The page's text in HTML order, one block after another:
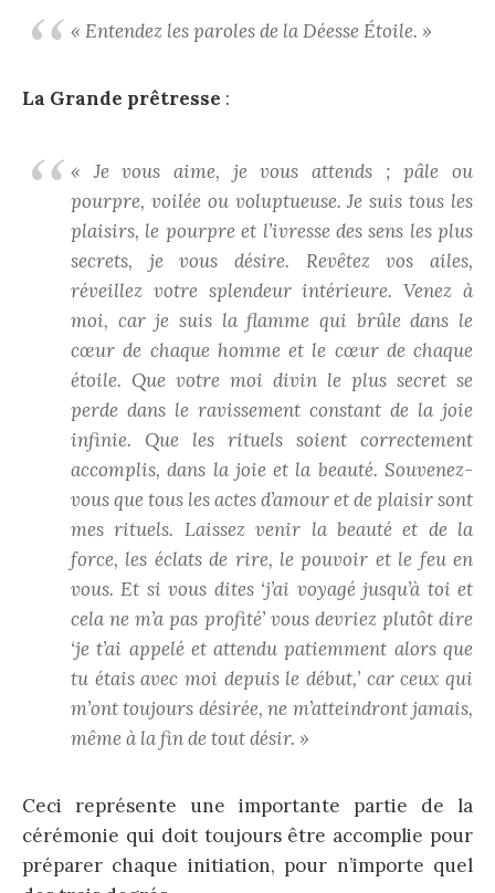
« Entendez les paroles de la Déesse Étoile. »
La Grande prêtresse :
« Je vous aime, je vous attends ; pâle ou
pourpre, voilée ou voluptueuse. Je suis tous les
plaisirs, le pourpre et l’ivresse des sens les plus
secrets, je vous désire. Revêtez vos ailes,
réveillez votre splendeur intérieure. Venez à
moi, car je suis la flamme qui brûle dans le
cœur de chaque homme et le cœur de chaque
étoile. Que votre moi divin le plus secret se
perde dans le ravissement constant de la joie
infinie. Que les rituels soient correctement
accomplis, dans la joie et la beauté. Souvenez-
vous que tous les actes d’amour et de plaisir sont
mes rituels. Laissez venir la beauté et de la
force, les éclats de rire, le pouvoir et le feu en
vous. Et si vous dites ‘j’ai voyagé jusqu’à toi et
cela ne m’a pas profité’ vous devriez plutôt dire
‘je t’ai appelé et attendu patiemment alors que
tu étais avec moi depuis le début,’ car ceux qui
m’ont toujours désirée, ne m’atteindront jamais,
même à la fin de tout désir. »
Ceci représente une importante partie de la
cérémonie qui doit toujours être accomplie pour
préparer chaque initiation, pour n’importe quel